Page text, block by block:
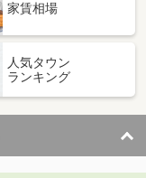
家賃相場
人気タウン
ランキング